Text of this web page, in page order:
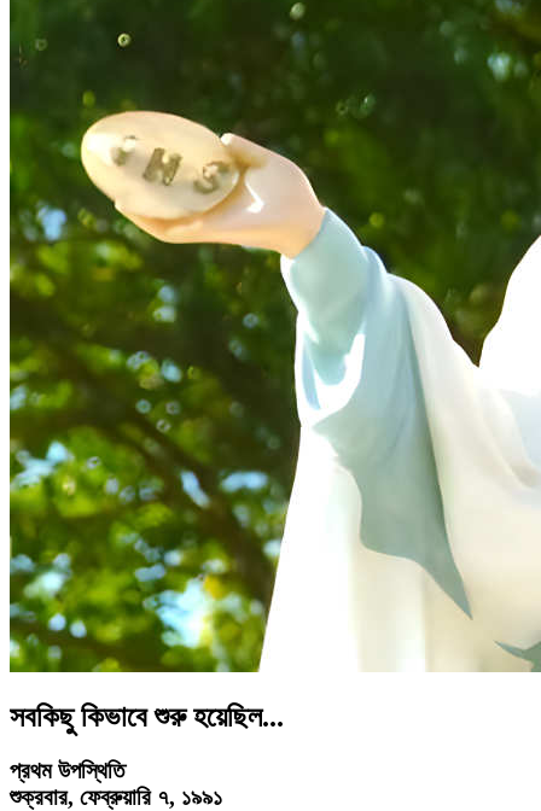
সবকিছু কিভাবে শুরু হয়েছিল...
প্রথম উপস্থিতি
শুক্রবার, ফেব্রুয়ারি ৭, ১৯৯১